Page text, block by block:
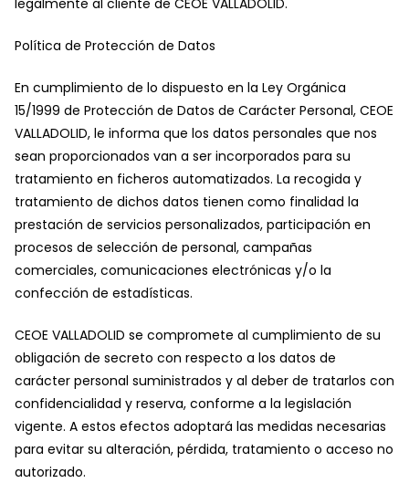
legalmente al cliente de CEOE VALLADOLID.
Política de Protección de Datos
En cumplimiento de lo dispuesto en la Ley Orgánica
15/1999 de Protección de Datos de Carácter Personal, CEOE
VALLADOLID, le informa que los datos personales que nos
sean proporcionados van a ser incorporados para su
tratamiento en ficheros automatizados. La recogida y
tratamiento de dichos datos tienen como finalidad la
prestación de servicios personalizados, participación en
procesos de selección de personal, campañas
comerciales, comunicaciones electrónicas y/o la
confección de estadísticas.
CEOE VALLADOLID se compromete al cumplimiento de su
obligación de secreto con respecto a los datos de
carácter personal suministrados y al deber de tratarlos con
confidencialidad y reserva, conforme a la legislación
vigente. A estos efectos adoptará las medidas necesarias
para evitar su alteración, pérdida, tratamiento o acceso no
autorizado.